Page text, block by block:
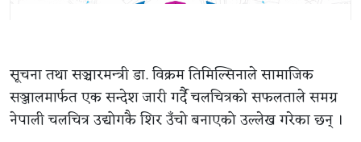
सूचना तथा सञ्चारमन्त्री डा. विक्रम तिमिल्सिनाले सामाजिक
सञ्जालमार्फत एक सन्देश जारी गर्दै चलचित्रको सफलताले समग्र
नेपाली चलचित्र उद्योगकै शिर उँचो बनाएको उल्लेख गरेका छन् ।